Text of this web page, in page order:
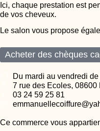
Ici, chaque prestation est
de vos cheveux.
Le salon vous propose
Acheter des chèques
Du mardi au vendredi
7 rue des Ecoles, 08600
03 24 59 25 81
Ce commerce vous